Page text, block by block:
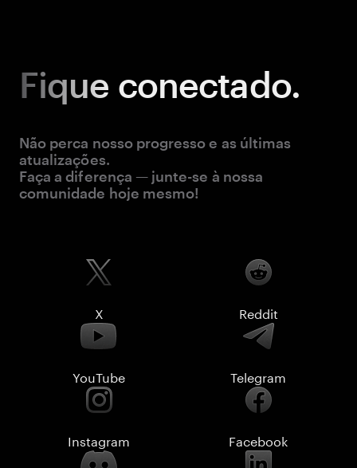
Fique conectado.
Não perca nosso progresso e as últimas
atualizações.
Faça a diferença — junte-se à nossa
comunidade hoje mesmo!
X Reddit
YouTube Telegram
Instagram Facebook